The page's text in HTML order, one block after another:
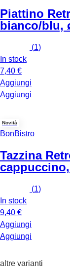
Piattino
bianco/blu,
(1)
In stock
7,40 €
Aggiungi
Aggiungi
Novità
BonBistro
Tazzina
(1)
In stock
9,40 €
Aggiungi
Aggiungi
altre varianti